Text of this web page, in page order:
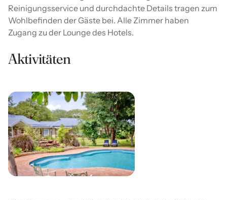
Reinigungsservice und durchdachte Details tragen zum
Wohlbefinden der Gäste bei. Alle Zimmer haben
Zugang zu der Lounge des Hotels.
Aktivitäten